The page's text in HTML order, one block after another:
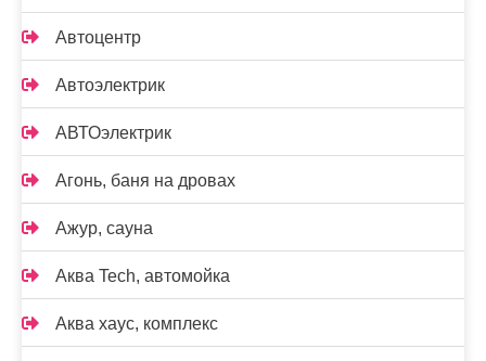
Автоцентр
Автоэлектрик
АВТОэлектрик
Агонь, баня на дровах
Ажур, сауна
Аква Tech, автомойка
Аква хаус, комплекс